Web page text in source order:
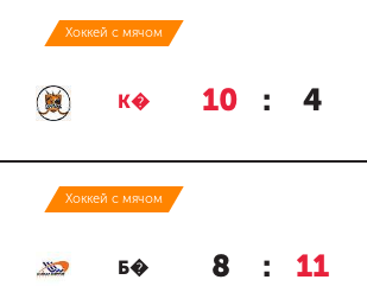
Хоккей с мячом
К� 10 : 4
Хоккей с мячом
Б� 8 : 11